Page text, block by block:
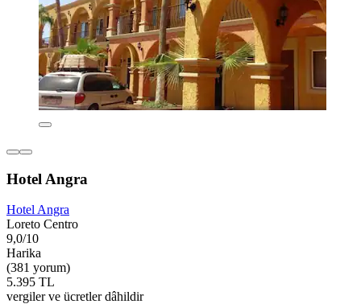
Hotel Angra
Hotel Angra
Loreto Centro
9,0/10
Harika
(381 yorum)
5.395 TL
vergiler ve ücretler dâhildir